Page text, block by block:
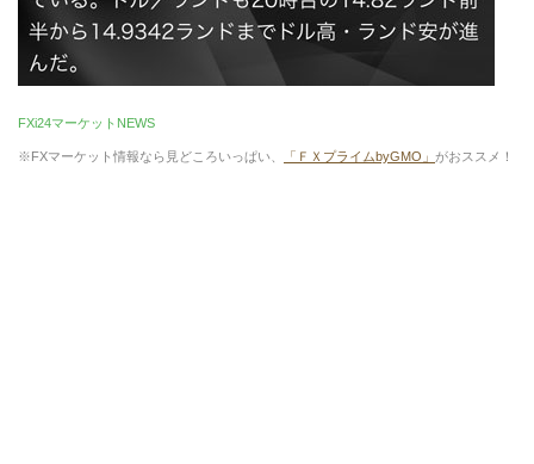
FXi24マーケットNEWS
※FXマーケット情報なら見どころいっぱい、 「ＦＸプライムbyGMO」 がおススメ！